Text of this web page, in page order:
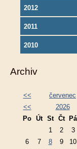
2012
2011
2010
Archiv
<< červenec
<<
2026
Po Út St Čt Pá
1
2 3
6
7 8 9 10